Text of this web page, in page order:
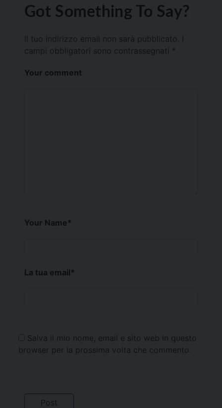
Got Something To Say?
Il tuo indirizzo email non sarà pubblicato.
campi obbligatori sono contrassegnati *
Your comment
Your Name*
La tua email*
Salva il mio nome, email e sito web in questo
browser per la prossima volta che commento.